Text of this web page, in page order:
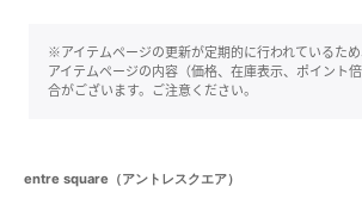
※アイテムページの更新が定期的に行われているた
アイテムページの内容（価格、在庫表示、ポイント
合がございます。ご注意ください。
entre square（アントレスクエア）